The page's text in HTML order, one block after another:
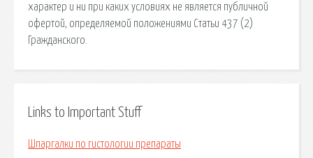
характер и ни при каких условиях не является публичной
офертой, определяемой положениями Статьи 437 (2)
Гражданского.
Links to Important Stuff
Шпаргалки по гистологии препараты